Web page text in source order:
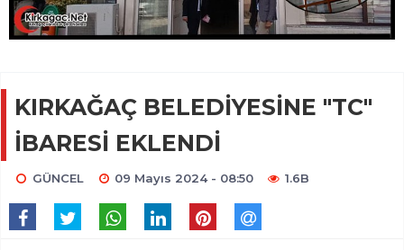
KIRKAĞAÇ BELEDİYESİNE "TC"
İBARESİ EKLENDİ
GÜNCEL 09 Mayıs 2024 - 08:50 1.6B